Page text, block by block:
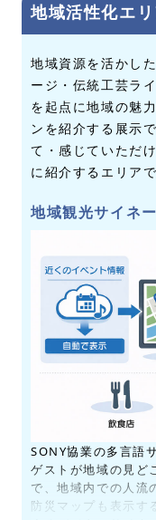
地域活性化エ
地域資源を活かし
ージ・伝統工芸ラ
を起点に地域の魅
ンを紹介する展示
て・感じていただ
に紹介するエリアで
地域観光サイネ
SONY協業の多言語
ゲストが地域の見ど
で、地域内での人流
防災マップも表示す